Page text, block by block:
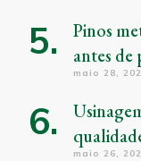
Pinos
antes de
maio 28,
maio 26,